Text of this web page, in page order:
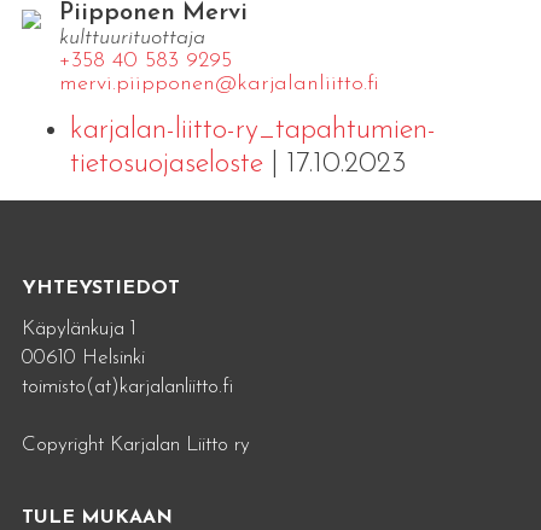
Piipponen Mervi
kulttuurituottaja
+358 40 583 9295
mervi.​piipponen@​kar​jala​nlii​tto.​fi
karjalan-liitto-ry_tapahtumien-
tietosuojaseloste| 17.10.2023
YHTEYSTIEDOT
Käpylänkuja 1
00610 Helsinki
toimisto(at)karjalanliitto.fi
Copyright Karjalan Liitto ry
TULE MUKAAN